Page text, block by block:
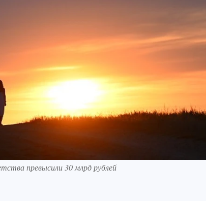
превысили 30 млрд рублей